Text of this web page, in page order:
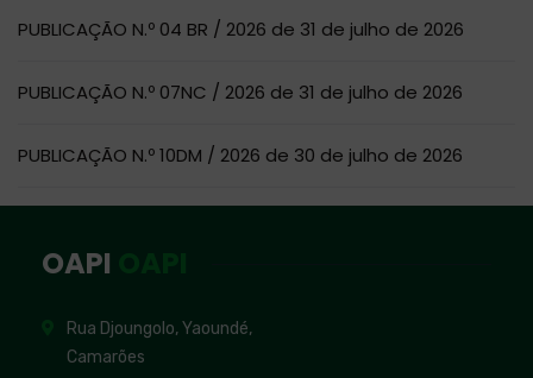
PUBLICAÇÃO N.º 04 BR / 2026 de 31 de julho de 2026
PUBLICAÇÃO N.º 07NC / 2026 de 31 de julho de 2026
PUBLICAÇÃO N.º 10DM / 2026 de 30 de julho de 2026
OAPI
Rua Djoungolo, Yaoundé,
Camarões